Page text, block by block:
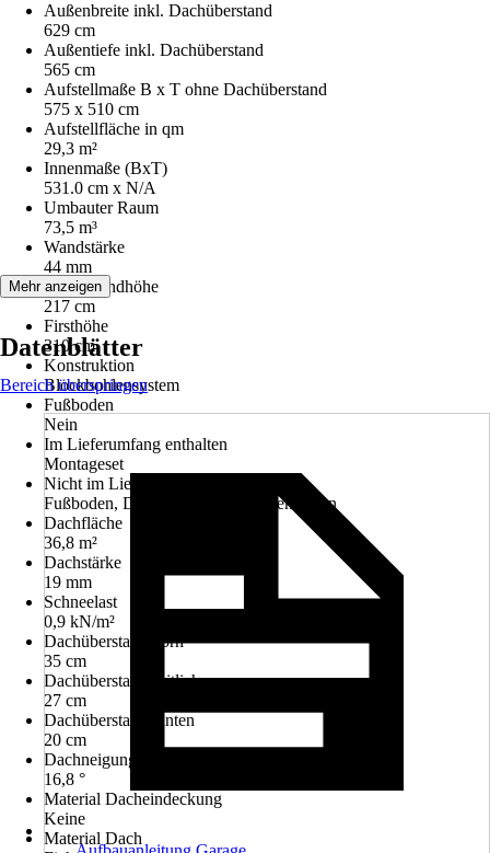
Außenbreite inkl. Dachüberstand
629 cm
Außentiefe inkl. Dachüberstand
565 cm
Aufstellmaße B x T ohne Dachüberstand
575 x 510 cm
Aufstellfläche in qm
29,3 m²
Innenmaße (BxT)
531.0 cm x N/A
Umbauter Raum
73,5 m³
Wandstärke
44 mm
Seitenwandhöhe
217 cm
Firsthöhe
310 cm
Konstruktion
Blockbohlensystem
Fußboden
Nein
Im Lieferumfang enthalten
Montageset
Nicht im Lieferumfang enthalten
Fußboden, Dacheindeckung, Regenrinnen
Dachfläche
36,8 m²
Dachstärke
19 mm
Schneelast
0,9 kN/m²
Dachüberstand vorn
35 cm
Dachüberstand seitlich
27 cm
Dachüberstand hinten
20 cm
Dachneigung
16,8 °
Material Dacheindeckung
Keine
Material Dach
Mehr anzeigen
Datenblätter
Bereich überspringen